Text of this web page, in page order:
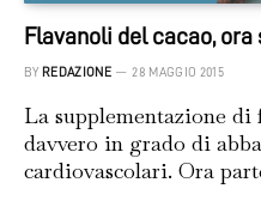
Flavanoli del cacao,
BY REDAZIONE 28 MAGGIO 2015
La supplementazione di
davvero in grado di
cardiovascolari. Ora